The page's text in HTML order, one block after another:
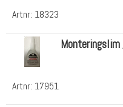
Artnr: 18323
Artnr: 17951